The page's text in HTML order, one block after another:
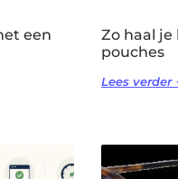
een
Zo haal
pouches
Lees verder